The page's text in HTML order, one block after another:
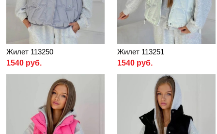
Жилет 113250
1540 руб.
Жилет 113251
1540 руб.